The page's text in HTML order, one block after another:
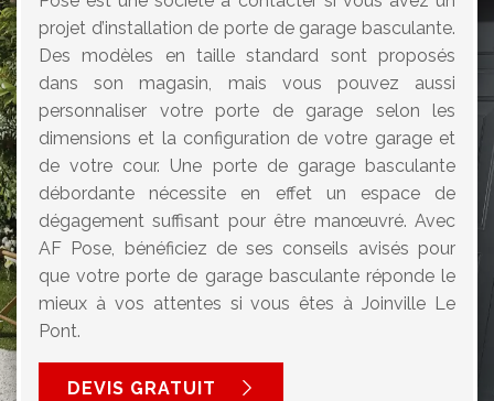
projet d’installation de porte de garage basculante.
Des modèles en taille standard sont proposés
dans son magasin, mais vous pouvez aussi
personnaliser votre porte de garage selon les
dimensions et la configuration de votre garage et
de votre cour. Une porte de garage basculante
débordante nécessite en effet un espace de
dégagement suffisant pour être manœuvré. Avec
AF Pose, bénéficiez de ses conseils avisés pour
que votre porte de garage basculante réponde le
mieux à vos attentes si vous êtes à Joinville Le
Pont.
DEVIS GRATUIT